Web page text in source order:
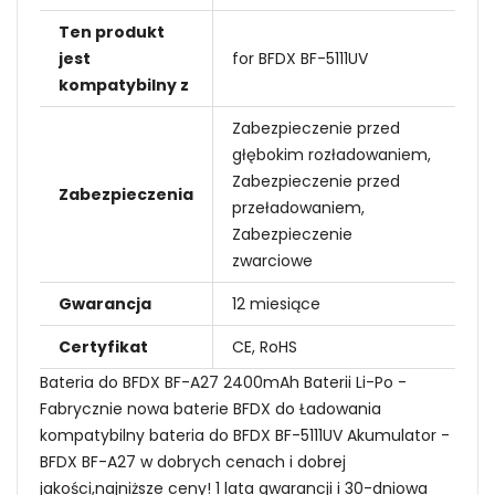
Ten produkt
jest
kompatybilny z
for BFDX BF-5111UV
Zabezpieczenia
Zabezpieczenie przed
głębokim rozładowaniem,
Zabezpieczenie przed
przeładowaniem,
Zabezpieczenie
zwarciowe
Gwarancja
12 miesiące
Certyfikat
CE, RoHS
Bateria do BFDX BF-A27 2400mAh Baterii Li-Po -
Fabrycznie nowa baterie BFDX do Ładowania
kompatybilny bateria do BFDX BF-5111UV Akumulator -
BFDX BF-A27 w dobrych cenach i dobrej
jakości,najniższe ceny! 1 lata gwarancji i 30-dniowa